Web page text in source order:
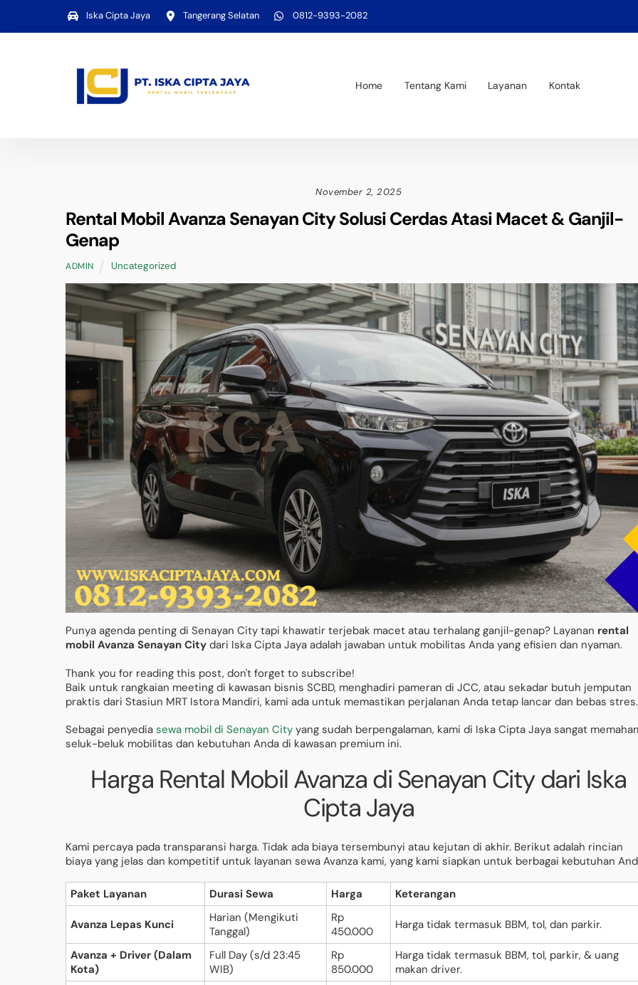
content
Iska Cipta Jaya Tangerang Selatan 0812-9393-2082
Home Tentang Kami Layanan Kontak
November 2, 2025
Rental Mobil Avanza Senayan City Solusi Cerdas Atasi Macet & Ganjil-
Genap
ADMIN Uncategorized
Punya agenda penting di Senayan City tapi khawatir terjebak macet atau terhalang ganjil-genap? Layanan rental
mobil Avanza Senayan City dari Iska Cipta Jaya adalah jawaban untuk mobilitas Anda yang efisien dan nyaman.
Thank you for reading this post, don't forget to subscribe!
Baik untuk rangkaian meeting di kawasan bisnis SCBD, menghadiri pameran di JCC, atau sekadar butuh jemputan
praktis dari Stasiun MRT Istora Mandiri, kami ada untuk memastikan perjalanan Anda tetap lancar dan bebas stres.
Sebagai penyedia sewa mobil di Senayan City yang sudah berpengalaman, kami di Iska Cipta Jaya sangat
seluk-beluk mobilitas dan kebutuhan Anda di kawasan premium ini.
Harga Rental Mobil Avanza di Senayan City dari Iska
Cipta Jaya
Kami percaya pada transparansi harga. Tidak ada biaya tersembunyi atau kejutan di akhir. Berikut adalah rincian
biaya yang jelas dan kompetitif untuk layanan sewa Avanza kami, yang kami siapkan untuk berbagai kebutuhan
Paket Layanan Durasi Sewa Harga Keterangan
Avanza Lepas Kunci
Harian (Mengikuti
Tanggal)
Rp
450.000
Harga tidak termasuk BBM, tol, dan parkir.
Avanza + Driver (Dalam
Kota)
Full Day (s/d 23:45
WIB)
Rp
850.000
Harga tidak termasuk BBM, tol, parkir, & uang
makan driver.